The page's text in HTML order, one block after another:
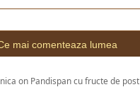
mai comenteaza lumea
on Pandispan cu fructe de post